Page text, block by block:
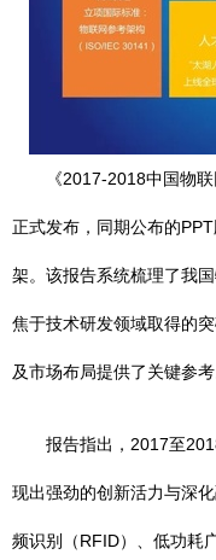
《2017-2018中国物
正式发布，同期公布的
架。该报告系统梳理了我
焦于技术研发领域取得的
及市场布局提供了关键参考
报告指出，2017至
现出强劲的创新活力与深
频识别（RFID）、低功耗